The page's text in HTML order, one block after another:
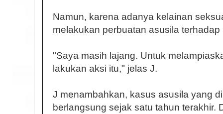
Namun, karena adanya kelainan
melakukan perbuatan asusila terhadap
"Saya masih lajang. Untuk
lakukan aksi itu," jelas J.
J menambahkan, kasus asusila yang
berlangsung sejak satu tahun terakhir.